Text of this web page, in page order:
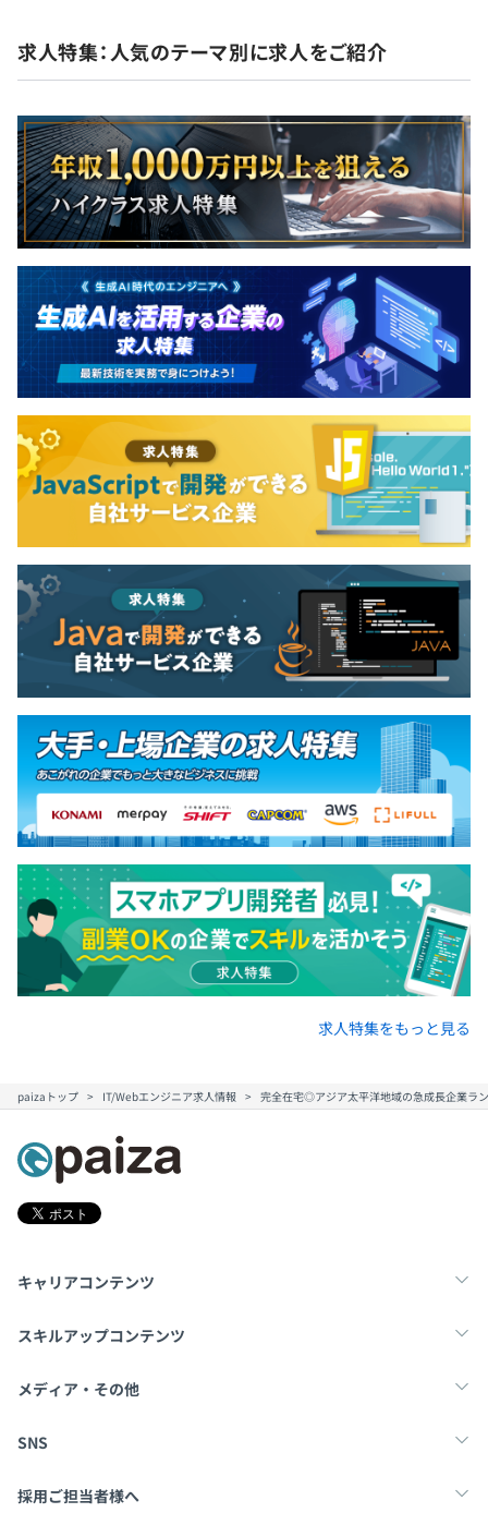
大規模ECシステムや業務システムなど、幅広いプロジェ
クトにおいてフルスタックエンジニアとして活躍してきま
した。
バックエンド、フロントエンド、インフラと幅広い領域に
関わりながら、豊富な経験を積んできており、代表との前
職でのつながりをきっかけにSBWorksにジョインしまし
た。
現在は執行役員として、大規模プロジェクトのマネジメン
トやエンジニアチームの統括に加え、開発プロセスの標準
化や効率化に取り組み、組織全体の技術力向上と事業成長
に貢献しています。
案件により異なりますが、50人以上の規模のチームもあ
れば、2〜3人のチームもあります。
PJチームは20〜40代で、平均的には30代半ばです。開発
形態としては、主にアジャイル開発となります。
求人特集：人気のテーマ別に求人をご紹介
求人特集をもっと見る
paizaトップ IT/Webエンジニア求人情報 完全在宅◎アジア太平洋地域の急成長企業ラ
キャリアコンテンツ
転職・キャリア
スキルアップコンテンツ
学習
メディア・その他
Tech Team Journal
SNS
X
採用ご担当者様へ